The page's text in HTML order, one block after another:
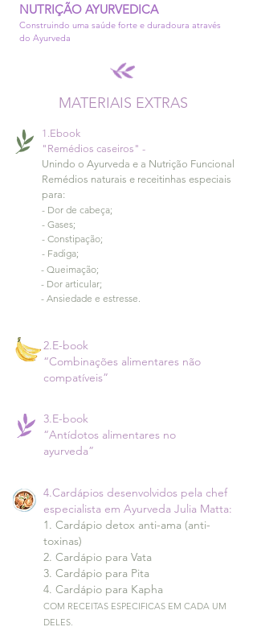
NUTRIÇÃO AYURVEDICA
Construindo uma saúde forte e duradoura através
do Ayurveda
MATERIAIS EXTRAS
1.Ebook
"Remédios caseiros" -
Unindo o Ayurveda e a Nutrição Funcional
Remédios naturais e receitinhas especiais
para:
- Dor de cabeça;
- Gases;
- Constipação;
- Fadiga;
- Queimação;
- Dor articular;
- Ansiedade e estresse.
2.E-book
“Combinações alimentares não
compatíveis”
3.E-book
“Antídotos alimentares no
ayurveda”
4.Cardápios desenvolvidos pela chef
especialista em Ayurveda Julia Matta:
1. Cardápio detox anti-ama (anti-
toxinas)
2. Cardápio para Vata
3. Cardápio para Pita
4. Cardápio para Kapha
COM RECEITAS ESPECIFICAS EM CADA UM
DELES.